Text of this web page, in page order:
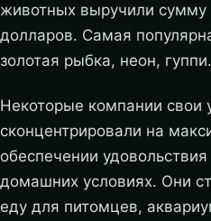
животных выручили сумму
долларов. Самая
золотая рыбка, неон, гуппи.
Некоторые компании свои
сконцентрировали на
обеспечении
домашних условиях. Они
еду для питомцев,